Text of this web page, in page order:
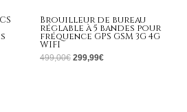
Brouilleur de bureau
réglable à 5 bandes pour
fréquence GPS GSM 3G 4G
WIFI
499,00€ 299,99€